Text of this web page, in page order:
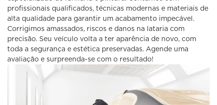
profissionais qualificados, técnicas modernas e materiais de
alta qualidade para garantir um acabamento impecável.
Corrigimos amassados, riscos e danos na lataria com
precisão. Seu veículo volta a ter aparência de novo, com
toda a segurança e estética preservadas. Agende uma
avaliação e surpreenda-se com o resultado!